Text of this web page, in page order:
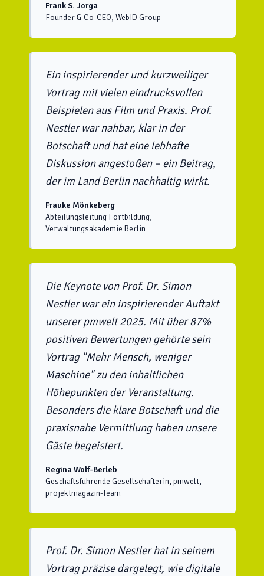
Frank S. Jorga
Founder & Co-CEO, WebID Group
Ein inspirierender und kurzweiliger
Vortrag mit vielen eindrucksvollen
Beispielen aus Film und Praxis. Prof.
Nestler war nahbar, klar in der
Botschaft und hat eine lebhafte
Diskussion angestoßen – ein Beitrag,
der im Land Berlin nachhaltig wirkt.
Frauke Mönkeberg
Abteilungsleitung Fortbildung,
Verwaltungsakademie Berlin
Die Keynote von Prof. Dr. Simon
Nestler war ein inspirierender Auftakt
unserer pmwelt 2025. Mit über 87%
positiven Bewertungen gehörte sein
Vortrag "Mehr Mensch, weniger
Maschine" zu den inhaltlichen
Höhepunkten der Veranstaltung.
Besonders die klare Botschaft und die
praxisnahe Vermittlung haben unsere
Gäste begeistert.
Regina Wolf-Berleb
Geschäftsführende Gesellschafterin, pmwelt,
projektmagazin-Team
Prof. Dr. Simon Nestler hat in seinem
Vortrag präzise dargelegt, wie digitale